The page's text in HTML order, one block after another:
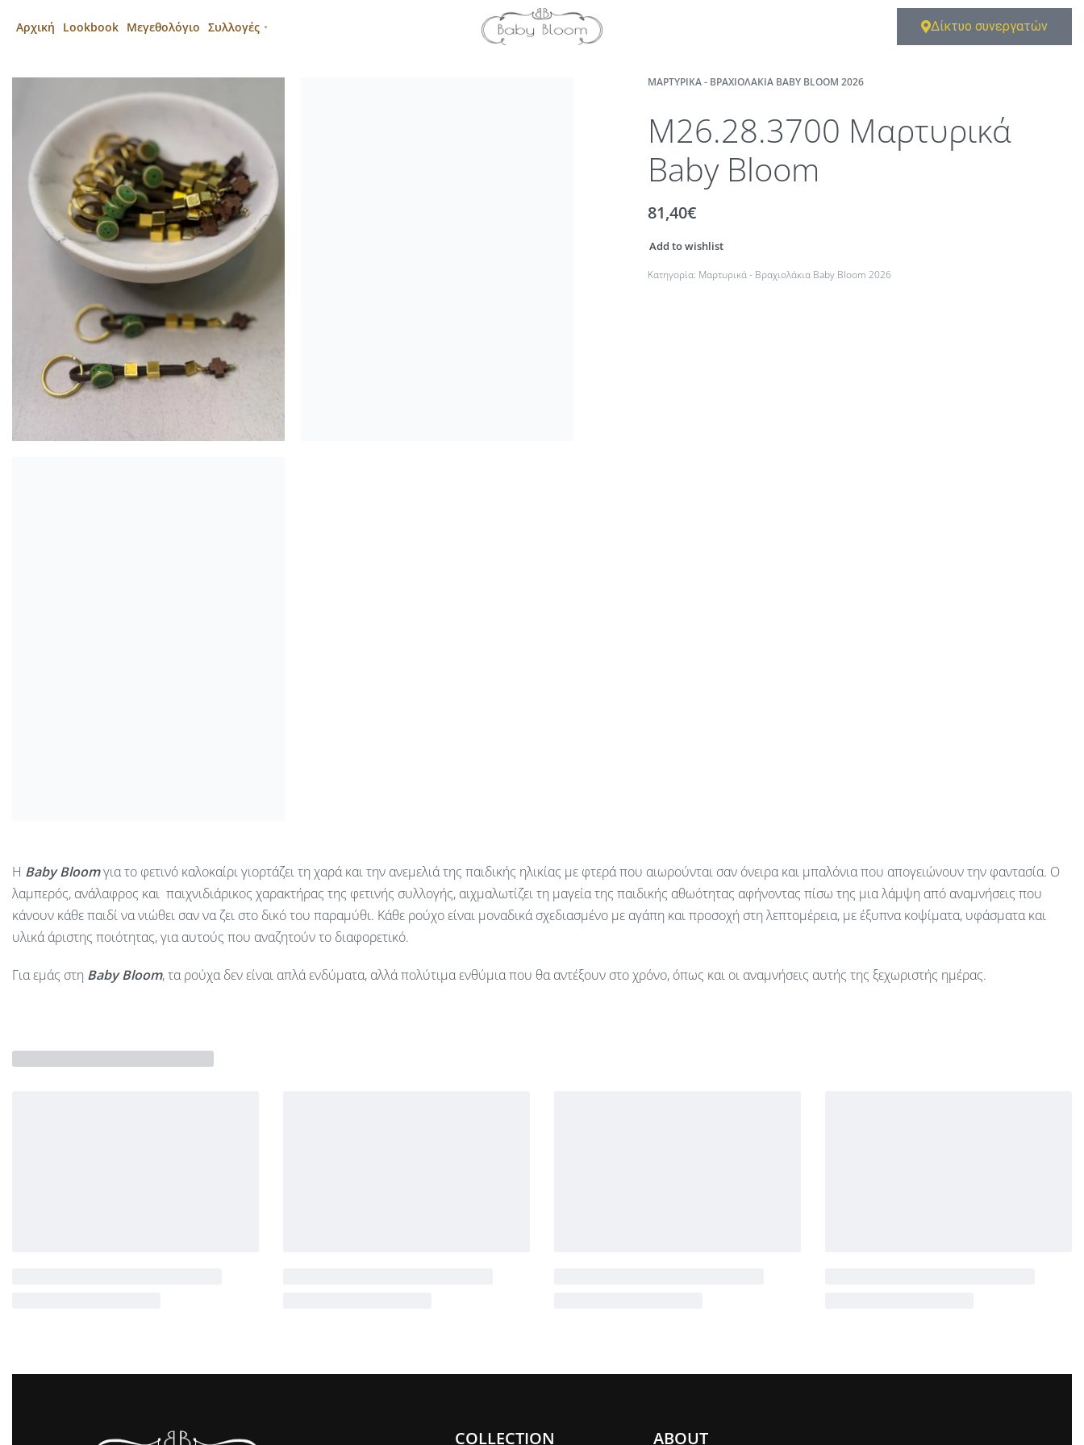
Αρχική Lookbook Μεγεθολόγιο Συλλογές Δίκτυο συνεργατών
ΜΑΡΤΥΡΙΚΆ - ΒΡΑΧΙΟΛΆΚΙΑ BABY BLOOM 2026
M26.28.3700 Μαρτυρικά
Baby Bloom
81,40€
Add to wishlist
Κατηγορία: Μαρτυρικά - Βραχιολάκια Baby Bloom 2026
Η Baby Bloomγια το φετινό καλοκαίρι γιορτάζει τη χαρά και την ανεμελιά της παιδικής ηλικίας με φτερά που αιωρούνται σαν όνειρα και μπαλόνια που απογειώνουν την φαντασία. Ο
λαμπερός, ανάλαφρος και παιχνιδιάρικος χαρακτήρας της φετινής συλλογής, αιχμαλωτίζει τη μαγεία της παιδικής αθωότητας αφήνοντας πίσω της μια λάμψη από αναμνήσεις που
κάνουν κάθε παιδί να νιώθει σαν να ζει στο δικό του παραμύθι. Κάθε ρούχο είναι μοναδικά σχεδιασμένο με αγάπη και προσοχή στη λεπτομέρεια, με έξυπνα κοψίματα, υφάσματα και
υλικά άριστης ποιότητας, για αυτούς που αναζητούν το διαφορετικό.
Για εμάς στη Baby Bloom, τα ρούχα δεν είναι απλά ενδύματα, αλλά πολύτιμα ενθύμια που θα αντέξουν στο χρόνο, όπως και οι αναμνήσεις αυτής της ξεχωριστής ημέρας.
COLLECTION ABOUT